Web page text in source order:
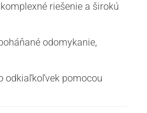
riešenie a širokú
odomykanie,
odkiaľkoľvek pomocou